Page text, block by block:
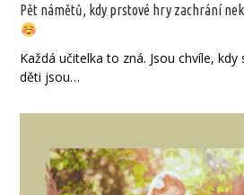
Pět námětů, kdy prstové hry zachrání
Každá učitelka to zná. Jsou chvíle,
děti jsou…